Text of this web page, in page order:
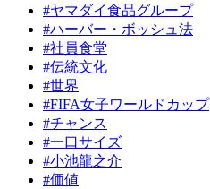
#ヤマダイ食品グループ
#ハーバー・ボッシュ法
#社員食堂
#伝統文化
#世界
#FIFA女子ワールドカップ
#チャンス
#一口サイズ
#小池龍之介
#価値